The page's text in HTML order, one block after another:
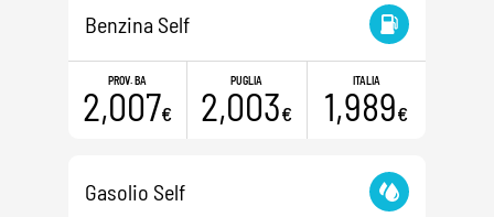
Benzina Self
PROV. BA
2,007€
PUGLIA
2,003€
ITALIA
1,989€
Gasolio Self